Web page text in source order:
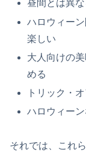
昼間とは異
ハロウィー
楽しい
大人向けの
める
トリック・
ハロウィー
それでは、これ